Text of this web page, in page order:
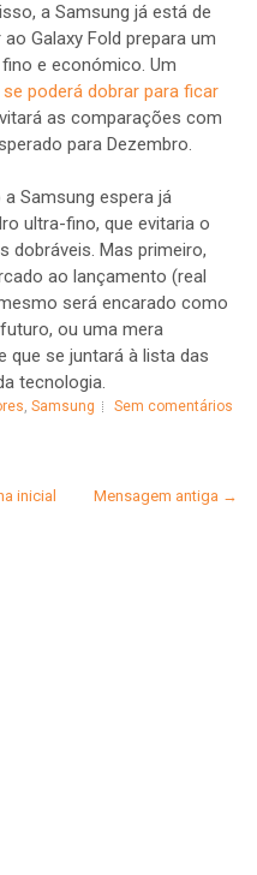
a Samsung já está de
Galaxy Fold prepara um
e económico. Um
poderá dobrar para ficar
as comparações com
para Dezembro.
Samsung espera já
ultra-fino, que evitaria o
dobráveis. Mas primeiro,
ao lançamento (real
será encarado como
ou uma mera
que se juntará à lista das
tecnologia.
, Samsung Sem comentários
Mensagem antiga →
inicial